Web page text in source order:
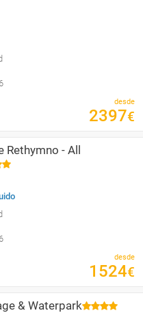
desde
2397€
Rethymno - All
desde
1524€
& Waterpark